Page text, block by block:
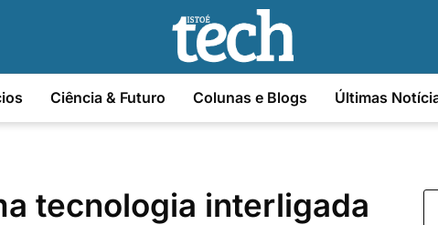
Ciência & Futuro Colunas e Blogs Últimas
tecnologia interligada